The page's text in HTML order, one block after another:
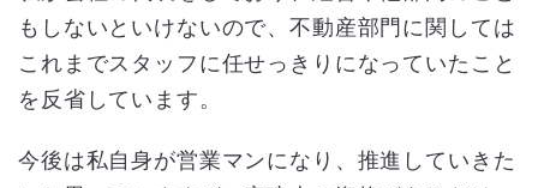
もしないといけないので、不動産部門に関しては
これまでスタッフに任せっきりになっていたこと
を反省しています。
今後は私自身が営業マンになり、推進していきた